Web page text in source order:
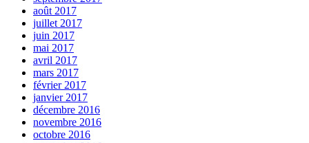
août 2017
juillet 2017
juin 2017
mai 2017
avril 2017
mars 2017
février 2017
janvier 2017
décembre 2016
novembre 2016
octobre 2016